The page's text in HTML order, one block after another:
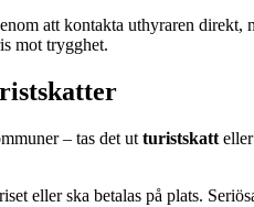
att kontakta uthyraren
mot trygghet.
– tas det ut turistskatt eller
eller ska betalas på plats.